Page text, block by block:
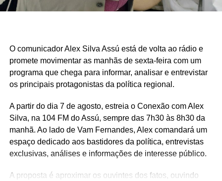
O comunicador Alex Silva Assú está de volta ao rádio e
promete movimentar as manhãs de sexta-feira com um
programa que chega para informar, analisar e entrevistar
os principais protagonistas da política regional.
A partir do dia 7 de agosto, estreia o Conexão com Alex
Silva, na 104 FM do Assú, sempre das 7h30 às 8h30 da
manhã. Ao lado de Vam Fernandes, Alex comandará um
espaço dedicado aos bastidores da política, entrevistas
exclusivas, análises e informações de interesse público.
A proposta é aproximar os ouvintes dos fatos, ouvindo